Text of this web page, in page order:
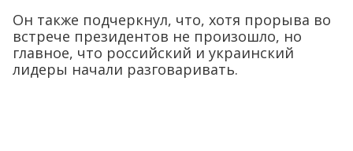
Он также подчеркнул, что, хотя прорыва во
встрече президентов не произошло, но
главное, что российский и украинский
лидеры начали разговаривать.